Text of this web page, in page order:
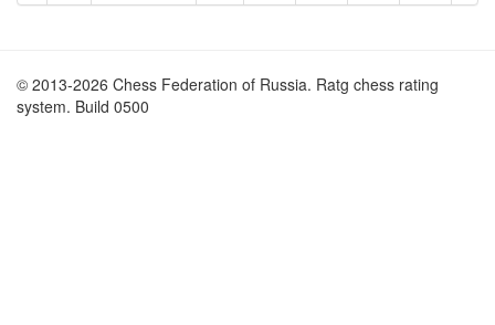
© 2013-2026 Chess Federation of Russia. Ratg chess rating
system. Build 0500